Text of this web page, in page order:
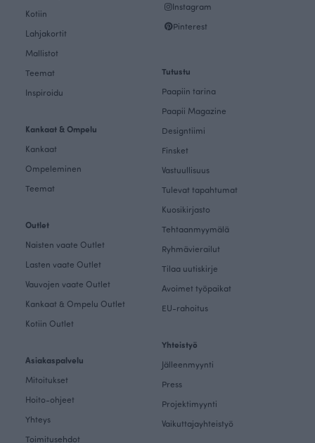
Kotiin
Lahjakortit
Mallistot
Teemat
Inspiroidu
Kankaat & Ompelu
Kankaat
Ompeleminen
Teemat
Outlet
Naisten vaate Outlet
Lasten vaate Outlet
Vauvojen vaate Outlet
Kankaat & Ompelu Outlet
Kotiin Outlet
Asiakaspalvelu
Mitoitukset
Hoito-ohjeet
Yhteys
Toimitusehdot
Instagram
Pinterest
Tutustu
Paapiin tarina
Paapii Magazine
Designtiimi
Finsket
Vastuullisuus
Tulevat tapahtumat
Kuosikirjasto
Tehtaanmyymälä
Ryhmävierailut
Tilaa uutiskirje
Avoimet työpaikat
EU-rahoitus
Yhteistyö
Jälleenmyynti
Press
Projektimyynti
Vaikuttajayhteistyö